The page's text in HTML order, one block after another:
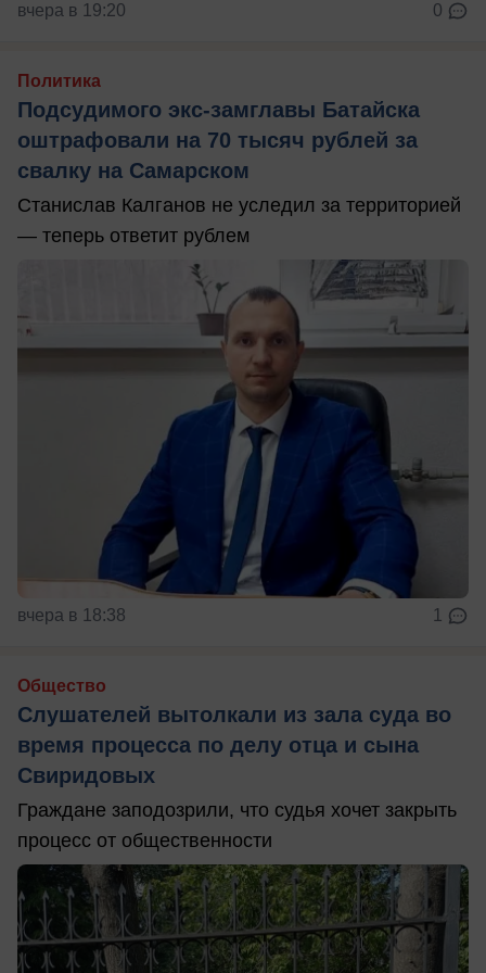
вчера в 19:20 0
Политика
Подсудимого экс-замглавы Батайска
оштрафовали на 70 тысяч рублей за
свалку на Самарском
Станислав Калганов не уследил за территорией
— теперь ответит рублем
вчера в 18:38 1
Общество
Слушателей вытолкали из зала суда во
время процесса по делу отца и сына
Свиридовых
Граждане заподозрили, что судья хочет закрыть
процесс от общественности